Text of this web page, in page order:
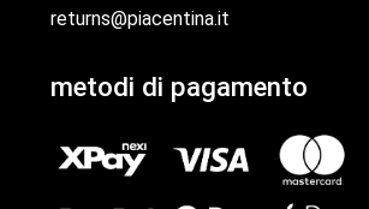
returns@piacentina.it
metodi di pagamento